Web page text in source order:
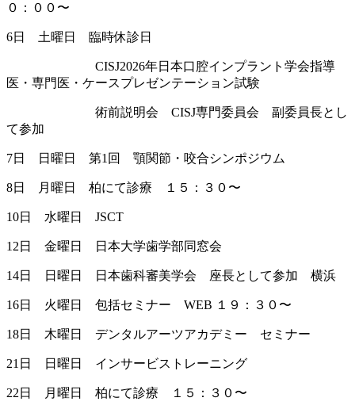
０：００〜
6日 土曜日 臨時休診日
CISJ2026年日本口腔インプラント学会指導
医・専門医・ケースプレゼンテーション試験
術前説明会 CISJ専門委員会 副委員長とし
て参加
7日 日曜日 第1回 顎関節・咬合シンポジウム
8日 月曜日 柏にて診療 １５：３０〜
10日 水曜日 JSCT
12日 金曜日 日本大学歯学部同窓会
14日 日曜日 日本歯科審美学会 座長として参加 横浜
16日 火曜日 包括セミナー WEB １９：３０〜
18日 木曜日 デンタルアーツアカデミー セミナー
21日 日曜日 インサービストレーニング
22日 月曜日 柏にて診療 １５：３０〜